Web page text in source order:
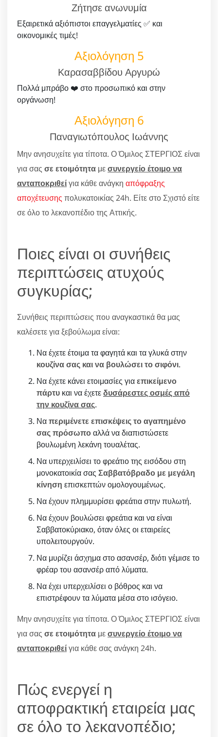
Ζήτησε ανωνυμία
Εξαιρετικά αξιόπιστοι επαγγελματίες ✅ και
οικονομικές τιμές!
Αξιολόγηση 5
Καρασαββίδου Αργυρώ
Πολλά μπράβο ❤️ στο προσωπικό και στην
οργάνωση!
Αξιολόγηση 6
Παναγιωτόπουλος Ιωάννης
Μην ανησυχείτε για τίποτα. Ο Όμιλος ΣΤΕΡΓΙΟΣ είναι
για σας σε ετοιμότητα μεσυνεργείο έτοιμο να
ανταποκριθείγια κάθε ανάγκη απόφραξης
αποχέτευσης πολυκατοικίας 24h. Είτε στο Σχιστό είτε
σε όλο το λεκανοπέδιο της Αττικής.
Ποιες είναι οι συνήθεις
περιπτώσεις ατυχούς
συγκυρίας;
Συνήθεις περιπτώσεις που αναγκαστικά θα μας
καλέσετε για ξεβούλωμα είναι:
Να έχετε έτοιμα τα φαγητά και τα γλυκά στην
κουζίνα σας και να βουλώσει το σιφόνι.
Να έχετε κάνει ετοιμασίες γιαεπικείμενο
πάρτυ και να έχετεδυσάρεστες οσμές από
την κουζίνα σας.
Ναπεριμένετε επισκέψεις το αγαπημένο
σας πρόσωποαλλά να διαπιστώσετε
βουλωμένη λεκάνη τουαλέτας.
Να υπερχειλίσει το φρεάτιο της εισόδου στη
μονοκατοικία σας Σαββατόβραδο με μεγάλη
κίνηση επισκεπτών ομολογουμένως.
Να έχουν πλημμυρίσει φρεάτια στην πυλωτή.
Να έχουν βουλώσει φρεάτια και να είναι
Σαββατοκύριακο, όταν όλες οι εταιρείες
υπολειτουργούν.
Να μυρίζει άσχημα στο ασανσέρ, διότι γέμισε το
φρέαρ του ασανσέρ από λύματα.
Να έχει υπερχειλίσει ο βόθρος και να
επιστρέφουν τα λύματα μέσα στο ισόγειο.
Μην ανησυχείτε για τίποτα. Ο Όμιλος ΣΤΕΡΓΙΟΣ είναι
για σας σε ετοιμότητα μεσυνεργείο έτοιμο να
ανταποκριθείγια κάθε σας ανάγκη 24h.
Πώς ενεργεί η
αποφρακτική εταιρεία μας
σε όλο το λεκανοπέδιο;